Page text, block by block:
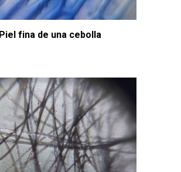
Piel fina de una cebolla